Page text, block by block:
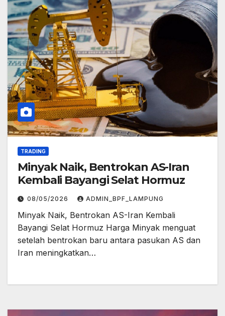
TRADING
Minyak Naik, Bentrokan AS-Iran
Kembali Bayangi Selat Hormuz
08/05/2026 ADMIN_BPF_LAMPUNG
Minyak Naik, Bentrokan AS-Iran Kembali
Bayangi Selat Hormuz Harga Minyak menguat
setelah bentrokan baru antara pasukan AS dan
Iran meningkatkan…